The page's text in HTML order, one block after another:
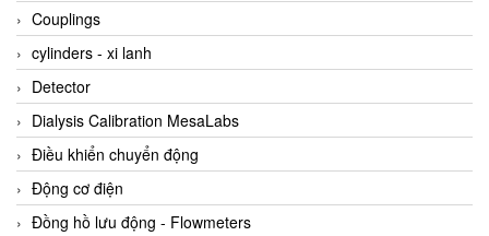
Alphino
ALRE-IT Vietnam
Altech
Amarillo Gear
Ametek
AMPTRON Vietnam
AND Vietnam
Couplings
cylinders - xi lanh
Detector
Dialysis Calibration MesaLabs
Điều khiển chuyển động
Động cơ điện
Đồng hồ lưu động - Flowmeters